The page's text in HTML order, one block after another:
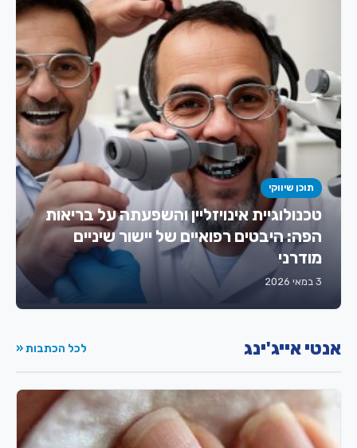
תוכן שיווקי
טכנולוגיית אינויזליין והשפעתה על בריאות
הפה: היבטים רפואיים של יישור שיניים
מודרני
3 במאי 2026
אנטי אייג'ינג לכל הכתבות «